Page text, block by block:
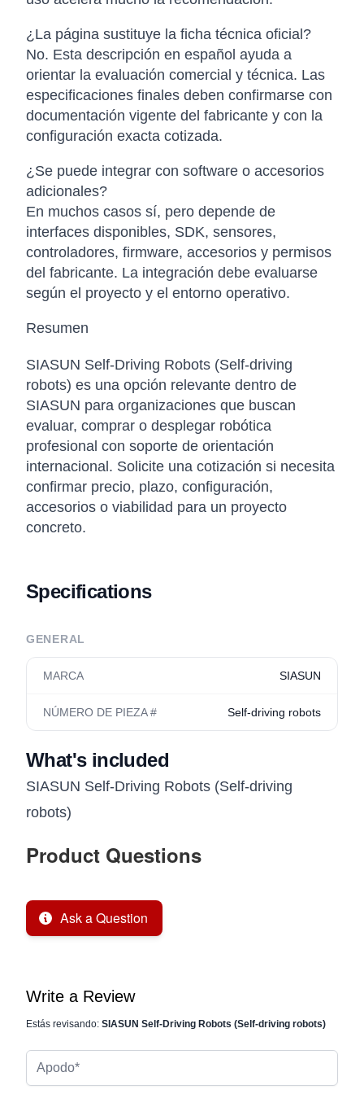
¿La página sustituye la ficha técnica oficial?
No. Esta descripción en español ayuda a
orientar la evaluación comercial y técnica. Las
especificaciones finales deben confirmarse con
documentación vigente del fabricante y con la
configuración exacta cotizada.
¿Se puede integrar con software o accesorios
adicionales?
En muchos casos sí, pero depende de
interfaces disponibles, SDK, sensores,
controladores, firmware, accesorios y permisos
del fabricante. La integración debe evaluarse
según el proyecto y el entorno operativo.
Resumen
SIASUN Self-Driving Robots (Self-driving
robots) es una opción relevante dentro de
SIASUN para organizaciones que buscan
evaluar, comprar o desplegar robótica
profesional con soporte de orientación
internacional. Solicite una cotización si necesita
confirmar precio, plazo, configuración,
accesorios o viabilidad para un proyecto
concreto.
Specifications
GENERAL
MARCA SIASUN
NÚMERO DE PIEZA # Self-driving robots
What's included
SIASUN Self-Driving Robots (Self-driving
robots)
Product Questions
Ask a Question
Write a Review
Estás revisando: SIASUN Self-Driving Robots (Self-driving robots)